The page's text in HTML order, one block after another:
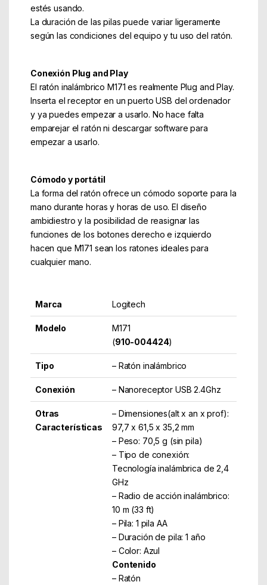
estés usando.
La duración de las pilas puede variar ligeramente
según las condiciones del equipo y tu uso del ratón.
Conexión Plug and Play
El ratón inalámbrico M171 es realmente Plug and Play.
Inserta el receptor en un puerto USB del ordenador
y ya puedes empezar a usarlo. No hace falta
emparejar el ratón ni descargar software para
empezar a usarlo.
Cómodo y portátil
La forma del ratón ofrece un cómodo soporte para la
mano durante horas y horas de uso. El diseño
ambidiestro y la posibilidad de reasignar las
funciones de los botones derecho e izquierdo
hacen que M171 sean los ratones ideales para
cualquier mano.
Marca Logitech
Modelo
M171
(910-004424)
Tipo – Ratón inalámbrico
Conexión – Nanoreceptor USB 2.4Ghz
Otras
Características
– Dimensiones(alt x an x prof):
97,7 x 61,5 x 35,2 mm
– Peso: 70,5 g (sin pila)
– Tipo de conexión:
Tecnología inalámbrica de 2,4
GHz
– Radio de acción inalámbrico:
10 m (33 ft)
– Pila: 1 pila AA
– Duración de pila: 1 año
– Color: Azul
Contenido
– Ratón